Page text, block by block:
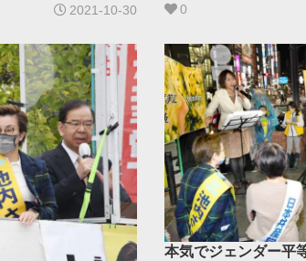
2021-10-30 0
本気でジェンダー平